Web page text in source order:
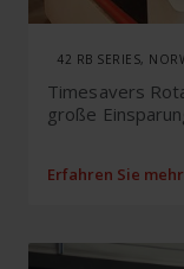
42 RB SERIES,
Timesavers
große
Erfahren Sie mehr